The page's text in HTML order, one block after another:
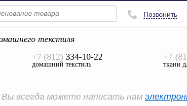
Просмотреть Все
Позвонить
текстиля
+7 (812) 334-10-22
домашний текстиль
+7
ткани
Вы всегда можете написать нам